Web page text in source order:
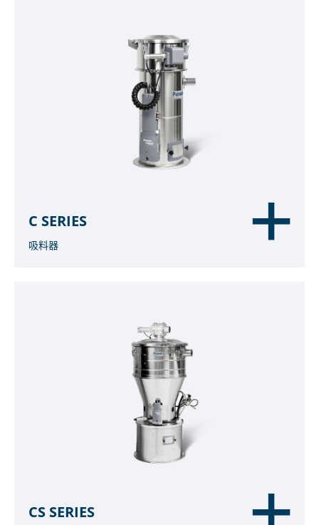
C SERIES
吸料器
CS SERIES